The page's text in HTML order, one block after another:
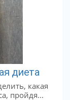
диета
какая
пройдя...